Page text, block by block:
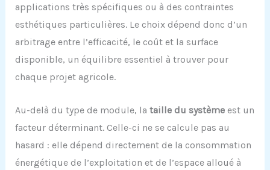
applications très spécifiques ou à des contraintes
esthétiques particulières. Le choix dépend donc d’un
arbitrage entre l’efficacité, le coût et la surface
disponible, un équilibre essentiel à trouver pour
chaque projet agricole.
Au-delà du type de module, la taille du systèmeest un
facteur déterminant. Celle-ci ne se calcule pas au
hasard : elle dépend directement de la consommation
énergétique de l’exploitation et de l’espace alloué à